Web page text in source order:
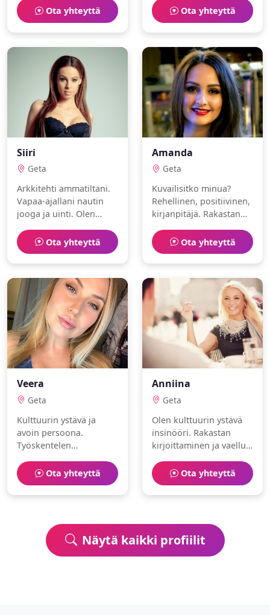
kirjoittaminen ja
valokuvaus.
Ota yhteyttä
joka nauttii lemmikit ja
laskettelu.
Ota yhteyttä
Siiri
Geta
Arkkitehti ammatiltani.
Vapaa-ajallani nautin
jooga ja uinti. Olen
luotettava. Etsinnässä
joku erityinen.
Ota yhteyttä
Amanda
Geta
Kuvailisitko minua?
Rehellinen, positiivinen,
kirjanpitäjä. Rakastan
Ota yhteyttä
Veera
Geta
Kulttuurin ystävä ja
avoin persoona.
Työskentelen
Harrastuksiani ovat
melonta ja pilates.
Ota yhteyttä
Anniina
Geta
Olen kulttuurin ystävä
insinööri. Rakastan
kirjoittaminen ja vaellus.
jakamaan arjen ilot.
Ota yhteyttä
Näytä kaikki profiilit